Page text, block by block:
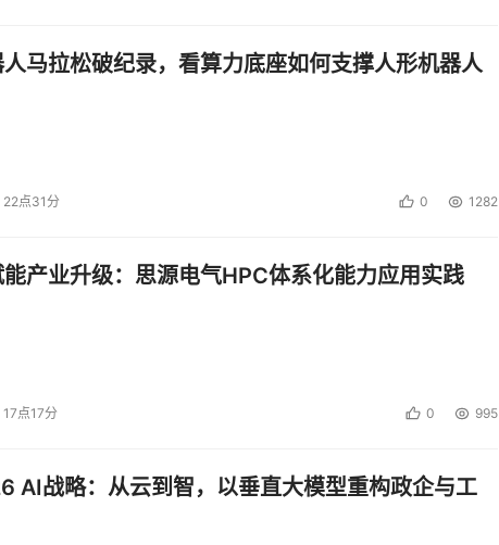
马拉松破纪录，看算力底座如何支撑人形机器人
点31分 0 1282
产业升级：思源电气HPC体系化能力应用实践
点17分 0 995
AI战略：从云到智，以垂直大模型重构政企与工